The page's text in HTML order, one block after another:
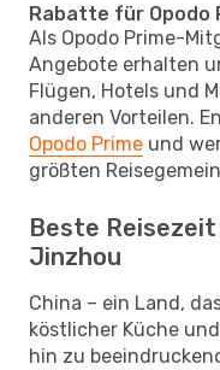
Rabatte für Opodo
Als Opodo Prime-
Angebote erhalten
Flügen, Hotels und
anderen Vorteilen.
Opodo Prime und
größten
Beste Reisezeit
Jinzhou
China – ein Land,
köstlicher Küche
hin zu